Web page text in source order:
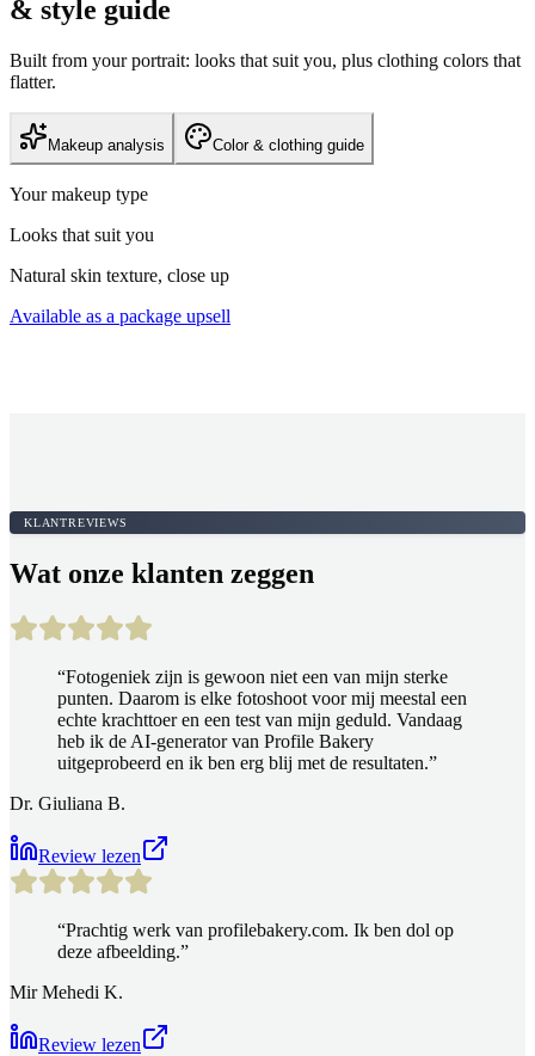
& style guide
Built from your portrait: looks that suit you, plus clothing colors that
flatter.
Makeup analysis Color & clothing guide
Your makeup type
Looks that suit you
Natural skin texture, close up
Available as a package upsell
KLANTREVIEWS
Wat onze klanten zeggen
“Fotogeniek zijn is gewoon niet een van mijn sterke
punten. Daarom is elke fotoshoot voor mij meestal een
echte krachttoer en een test van mijn geduld. Vandaag
heb ik de AI-generator van Profile Bakery
uitgeprobeerd en ik ben erg blij met de resultaten.”
Dr. Giuliana B.
Review lezen
“Prachtig werk van profilebakery.com. Ik ben dol op
deze afbeelding.”
Mir Mehedi K.
Review lezen